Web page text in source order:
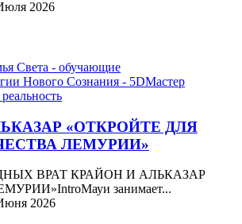
2026
Света - обучающие
Нового Сознания - 5DМастер
«ОТКРОЙТЕ ДЛЯ
ЛЕМУРИИ»
ВРАТ КРАЙОН И АЛЬКАЗАР
занимает...
2026